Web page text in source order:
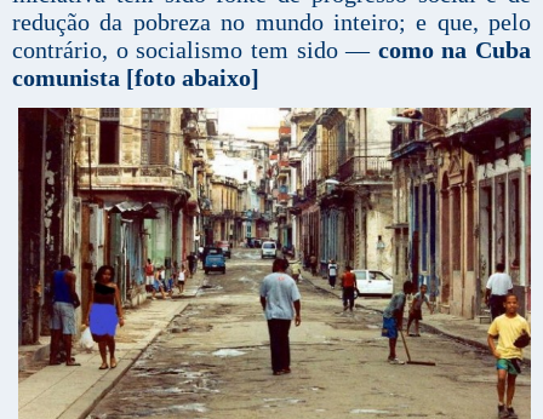
redução da pobreza no mundo inteiro; e que, pelo
contrário, o socialismo tem sido —como na Cuba
comunista [foto abaixo]